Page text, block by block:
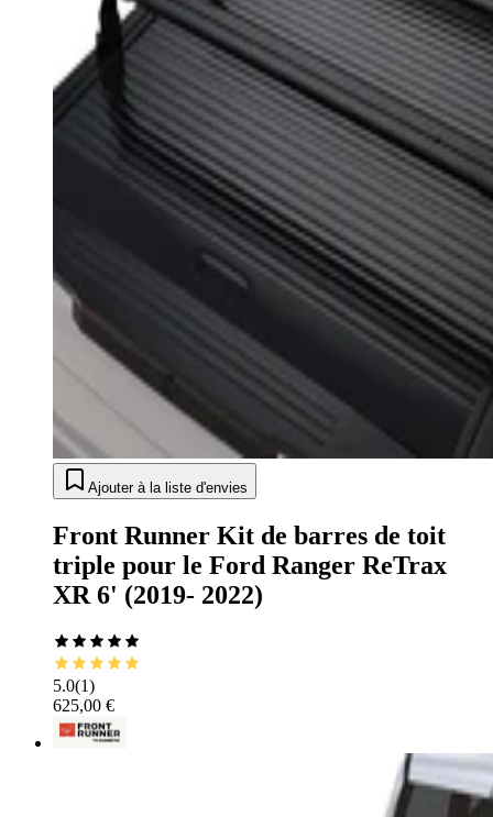
Ajouter à la liste d'envies
Front Runner Kit de barres de toit
triple pour le Ford Ranger ReTrax
XR 6' (2019- 2022)
5.0(1)
625,00 €